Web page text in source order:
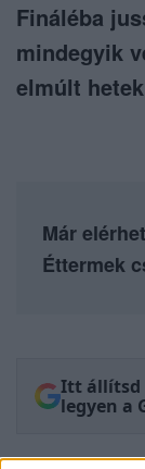
Fináléba
mindegyik
elmúlt
Már
Éttermek
Itt állítsd
legyen a